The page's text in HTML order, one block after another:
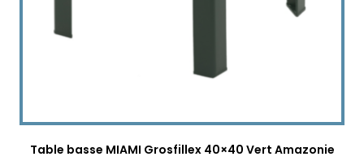
Table basse MIAMI Grosfillex 40×40 Vert Amazonie